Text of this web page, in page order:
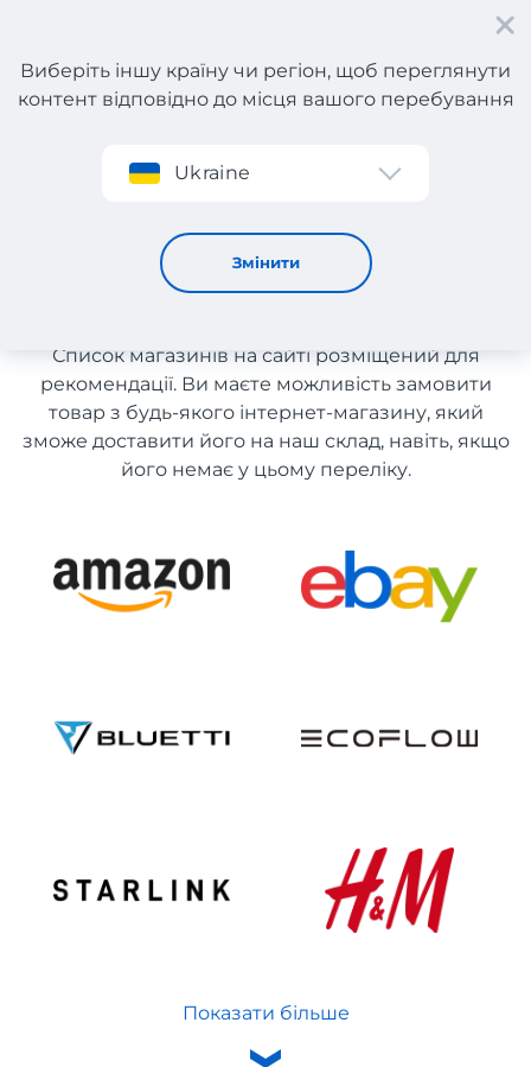
Реєстрація
Виберіть іншу країну чи регіон, щоб переглянути
контент відповідно до місця вашого перебування
Ukraine
Змінити
Power Bank з Італії з доставкою в Україну
Power Bank з Італії з
доставкою в Україну
Список магазинів на сайті розміщений для
рекомендації. Ви маєте можливість замовити
товар з будь-якого інтернет-магазину, який
зможе доставити його на наш склад, навіть, якщо
його немає у цьому переліку.
Показати більше